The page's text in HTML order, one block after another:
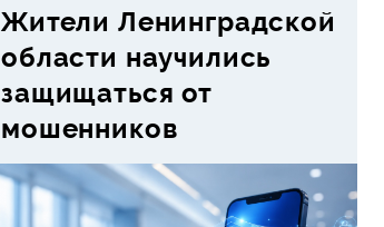
Жители Ленинградской
области научились
защищаться от
мошенников